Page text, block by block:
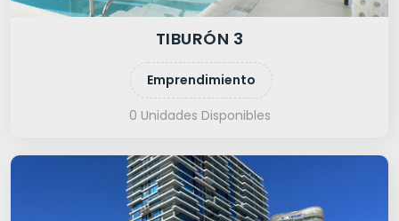
TIBURÓN 3
Emprendimiento
0 Unidades Disponibles